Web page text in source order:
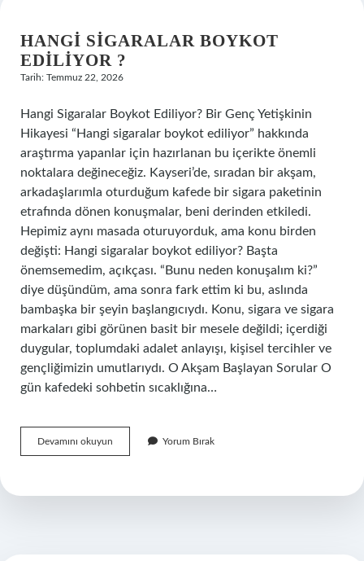
HANGI SIGARALAR BOYKOT
EDILIYOR ?
Tarih: Temmuz 22, 2026
Hangi Sigaralar Boykot Ediliyor? Bir Genç Yetişkinin
Hikayesi “Hangi sigaralar boykot ediliyor” hakkında
araştırma yapanlar için hazırlanan bu içerikte önemli
noktalara değineceğiz. Kayseri’de, sıradan bir akşam,
arkadaşlarımla oturduğum kafede bir sigara paketinin
etrafında dönen konuşmalar, beni derinden etkiledi.
Hepimiz aynı masada oturuyorduk, ama konu birden
değişti: Hangi sigaralar boykot ediliyor? Başta
önemsemedim, açıkçası. “Bunu neden konuşalım ki?”
diye düşündüm, ama sonra fark ettim ki bu, aslında
bambaşka bir şeyin başlangıcıydı. Konu, sigara ve sigara
markaları gibi görünen basit bir mesele değildi; içerdiği
duygular, toplumdaki adalet anlayışı, kişisel tercihler ve
gençliğimizin umutlarıydı. O Akşam Başlayan Sorular O
gün kafedeki sohbetin sıcaklığına…
Devamını okuyun
sigaralar
?
Yorum Bırak